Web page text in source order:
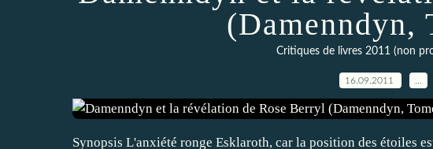
(Damenndyn,
Critiques de livres 2011 (non
16.09.2011
Synopsis L'anxiété ronge Esklaroth, car la position des étoiles